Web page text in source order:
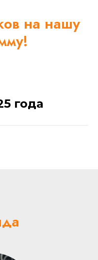
на нашу
года